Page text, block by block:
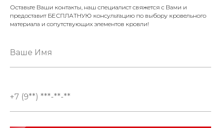
Оставьте Ваши контакты, наш специалист свяжется с Вами и
предоставит БЕСПЛАТНУЮ консультацию по выбору кровельного
материала и сопутствующих элементов кровли!